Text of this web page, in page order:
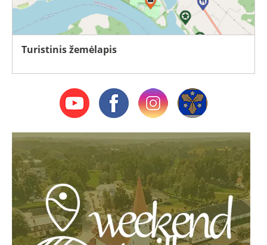
Turistinis žemėlapis